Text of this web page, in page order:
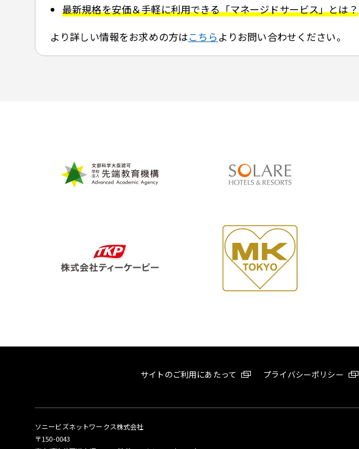
最新規格を安価＆手軽に利用できる「マネージドサービス」とは？
より詳しい情報をお求めの方はこちらよりお問い合わせください。
サイトのご利用にあたって プライバシーポリシー
ソニービズネットワークス株式会社
〒150-0043